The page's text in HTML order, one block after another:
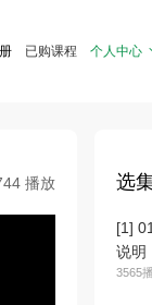
已购课程 个人中心
播放 选
[1]
说明
3565